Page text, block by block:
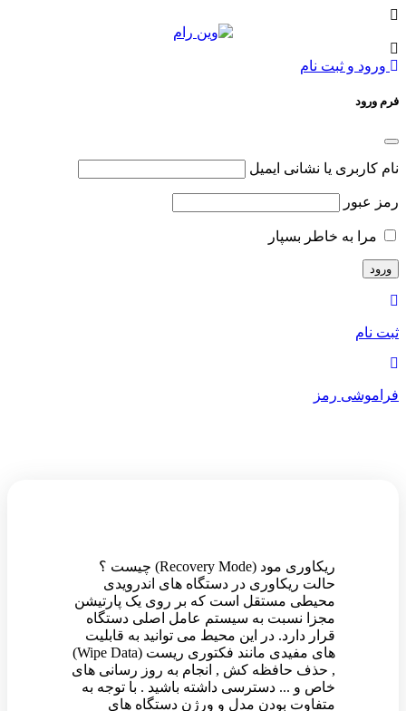
ورود و ثبت نام
فرم ورود
نام کاربری یا نشانی ایمیل
رمز عبور
مرا به خاطر بسپار
ثبت نام
فراموشی رمز
ریکاوری مود (Recovery Mode) چیست ؟
حالت ریکاوری در دستگاه های اندرویدی
محیطی مستقل است که بر روی یک پارتیشن
مجزا نسبت به سیستم عامل اصلی دستگاه
قرار دارد. در این محیط می توانید به قابلیت
های مفیدی مانند فکتوری ریست (Wipe Data)
, حذف حافظه کش , انجام به روز رسانی های
خاص و ... دسترسی داشته باشید . با توجه به
متفاوت بودن مدل و ورژن دستگاه های